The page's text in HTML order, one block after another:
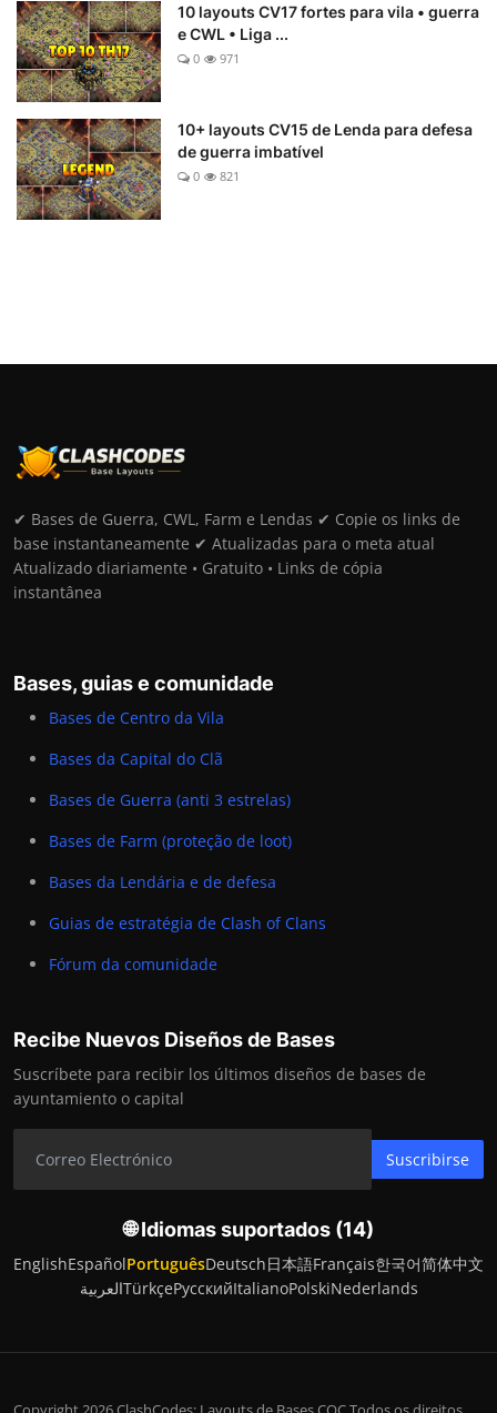
10 layouts CV17 fortes para vila • guerra
e CWL • Liga ...
0 971
10+ layouts CV15 de Lenda para defesa
de guerra imbatível
0 821
✔ Bases de Guerra, CWL, Farm e Lendas ✔ Copie os links de
base instantaneamente ✔ Atualizadas para o meta atual
Atualizado diariamente • Gratuito • Links de cópia
instantânea
Bases, guias e comunidade
Bases de Centro da Vila
Bases da Capital do Clã
Bases de Guerra (anti 3 estrelas)
Bases de Farm (proteção de loot)
Bases da Lendária e de defesa
Guias de estratégia de Clash of Clans
Fórum da comunidade
Recibe Nuevos Diseños de Bases
Suscríbete para recibir los últimos diseños de bases de
ayuntamiento o capital
Suscribirse
🌐 Idiomas suportados (14)
EnglishEspañolPortuguêsDeutsch日本語Français한국어简体中文
العربيةTürkçeРусскийItalianoPolskiNederlands